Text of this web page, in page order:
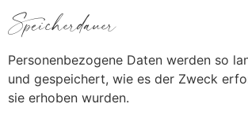
Speicherdauer
Personenbezogene Daten werden so
und gespeichert, wie es der Zweck
sie erhoben wurden.